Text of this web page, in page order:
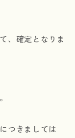
、確定となりま
につきましては